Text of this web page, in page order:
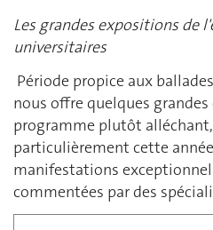
Les grandes expositions de
universitaires
Période propice aux
nous offre quelques
programme plutôt
particulièrement cette
manifestations
commentées par des